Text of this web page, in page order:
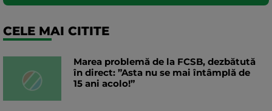
CELE MAI CITITE
Marea problemă de la FCSB, dezbătută
în direct: ”Asta nu se mai întâmplă de
15 ani acolo!”